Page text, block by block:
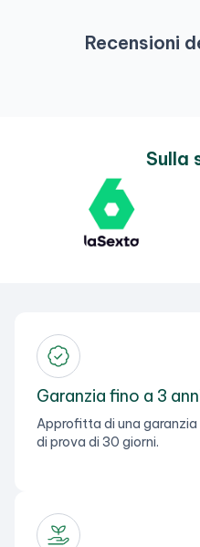
Recensioni
Sulla
Garanzia fino a 3
Approfitta di una garanzia
di prova di 30 giorni.